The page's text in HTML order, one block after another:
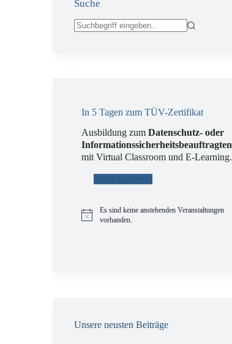
Suche
In 5 Tagen zum TÜV-Zertifikat
Ausbildung zumDatenschutz- oder
Informationssicherheitsbeauftragten
mit Virtual Classroom und E-Learning.
Jetzt buchen!
H
Es sind keine anstehenden Veranstaltungen
vorhanden.
Unsere neusten Beiträge